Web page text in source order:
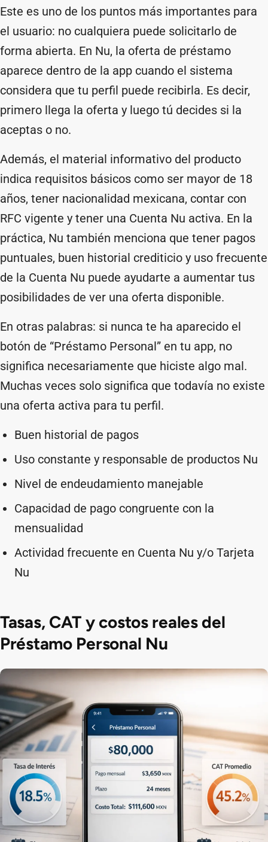
Este es uno de los puntos más importantes para
el usuario: no cualquiera puede solicitarlo de
forma abierta. En Nu, la oferta de préstamo
aparece dentro de la app cuando el sistema
considera que tu perfil puede recibirla. Es decir,
primero llega la oferta y luego tú decides si la
aceptas o no.
Además, el material informativo del producto
indica requisitos básicos como ser mayor de 18
años, tener nacionalidad mexicana, contar con
RFC vigente y tener una Cuenta Nu activa. En la
práctica, Nu también menciona que tener pagos
puntuales, buen historial crediticio y uso frecuente
de la Cuenta Nu puede ayudarte a aumentar tus
posibilidades de ver una oferta disponible.
En otras palabras: si nunca te ha aparecido el
botón de “Préstamo Personal” en tu app, no
significa necesariamente que hiciste algo mal.
Muchas veces solo significa que todavía no existe
una oferta activa para tu perfil.
Buen historial de pagos
Uso constante y responsable de productos Nu
Nivel de endeudamiento manejable
Capacidad de pago congruente con la
mensualidad
Actividad frecuente en Cuenta Nu y/o Tarjeta
Nu
Tasas, CAT y costos reales del
Préstamo Personal Nu